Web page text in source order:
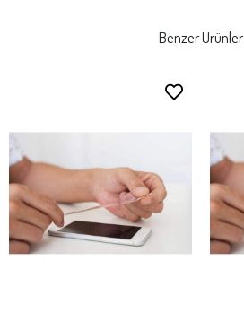
Benzer Ürünler